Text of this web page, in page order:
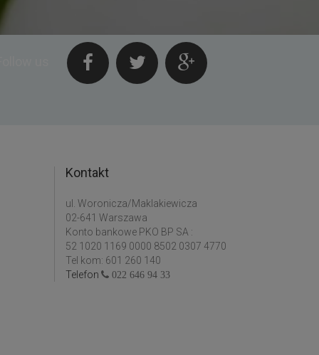
Kontakt
ul. Woronicza/Maklakiewicza
02-641 Warszawa
Konto bankowe PKO BP SA :
52 1020 1169 0000 8502 0307 4770
Tel kom: 601 260 140
Telefon
022 646 94 33